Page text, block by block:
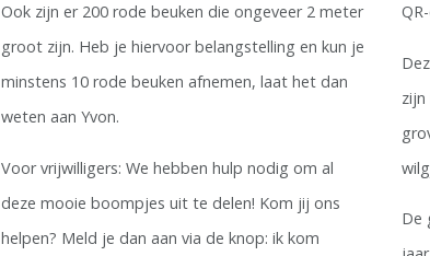
Ook zijn er 200 rode beuken die ongeveer 2 meter
groot zijn. Heb je hiervoor belangstelling en kun je
minstens 10 rode beuken afnemen, laat het dan
weten aan Yvon.
Voor vrijwilligers: We hebben hulp nodig om al
deze mooie boompjes uit te delen! Kom jij ons
helpen? Meld je dan aan via de knop: ik kom
De